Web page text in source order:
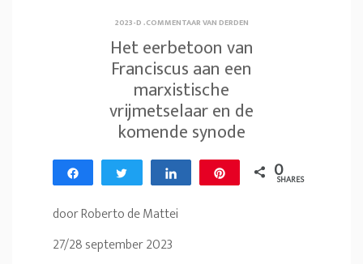
2023-D.COMMENTAAR VAN DERDEN
Het eerbetoon van
Franciscus aan een
marxistische
vrijmetselaar en de
komende synode
Share Tweet Share 0
SHARES
door Roberto de Mattei
27/28 september 2023